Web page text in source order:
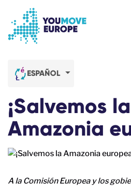
INICIAR
ESPAÑOL
¡Salvemos la
Amazonia
A la Comisión Europea y los